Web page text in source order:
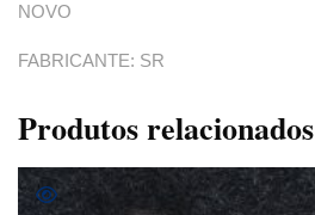
NOVO
FABRICANTE: SR
Produtos relacionados